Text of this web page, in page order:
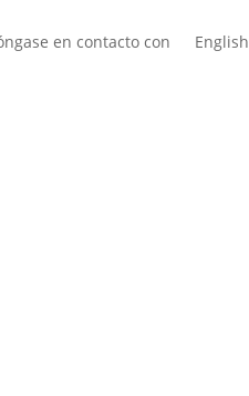
en contacto con English